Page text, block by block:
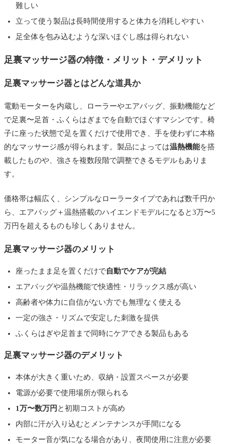
難しい
立って使う製品は長時間使用すると体力を消耗しやすい
足全体を包み込むような深いほぐし感は得られない
足裏マッサージ器の特徴・メリット・デメリット
足裏マッサージ器とはどんな道具か
電動モーターを内蔵し、ローラーやエアバッグ、振動機能など
で足裏〜足首・ふくらはぎまでを自動でほぐすマシンです。椅
子に座った状態で足を置くだけで使用でき、手を使わずに本格
的なマッサージ感が得られます。製品によっては温熱機能を搭
載したものや、強さを複数段階で調整できるモデルもありま
す。
価格帯は幅広く、シンプルなローラータイプであれば数千円か
ら、エアバッグ＋温熱搭載のハイエンドモデルになると3万〜5
万円を超えるものも珍しくありません。
足裏マッサージ器のメリット
座ったまま足を置くだけで自動でケアが完結
エアバッグや温熱機能で快適性・リラックス感が高い
高齢者や体力に自信がない方でも無理なく使える
一定の強さ・リズムで安定した刺激を提供
ふくらはぎや足首まで同時にケアできる製品もある
足裏マッサージ器のデメリット
本体が大きく重いため、収納・設置スペースが必要
電源が必要で使用場所が限られる
1万〜数万円 と初期コストが高め
内部に汗が入り込むとメンテナンスが手間になる
モーター音が気になる場合があり、夜間使用に注意が必要